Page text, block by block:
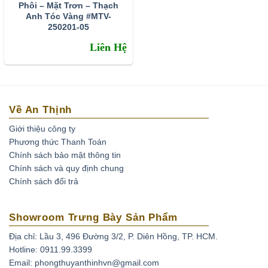
Ở Việt Nam đá thạch anh tóc vàng phân bố khá ít. Thông
thường lượng này tìm thấy ở các mỏ khoáng sản ở tỉnh
chưa đủ độ để làm sản phẩm trang sức! Nguồn đá thạch
anh tóc xuất hiện nhiều tại VN chủ yếu là đá nhập khẩu từ
Nam Mỹ, Nam Phi…
Phôi – Mặt Trơn – Thạch
Anh Tóc Vàng #MTV-
250201-05
Liên Hệ
Về An Thịnh
Giới thiệu công ty
Phương thức Thanh Toán
Chính sách bảo mật thông tin
Chính sách và quy định chung
Chính sách đổi trả
Showroom Trưng Bày Sản Phẩm
Địa chỉ: Lầu 3, 496 Đường 3/2, P. Diên Hồng, TP. HCM.
Hotline: 0911.99.3399
Email: phongthuyanthinhvn@gmail.com